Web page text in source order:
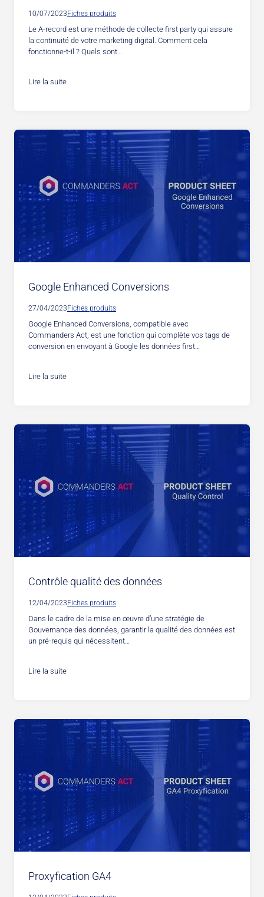
10/07/2023Fiches produits
Le A-record est une méthode de collecte first party qui assure
la continuité de votre marketing digital. Comment cela
fonctionne-t-il ? Quels sont…
Lire la suite
Google Enhanced Conversions
27/04/2023Fiches produits
Google Enhanced Conversions, compatible avec
Commanders Act, est une fonction qui complète vos tags de
conversion en envoyant à Google les données first…
Lire la suite
Contrôle qualité des données
12/04/2023Fiches produits
Dans le cadre de la mise en œuvre d’une stratégie de
Gouvernance des données, garantir la qualité des données est
un pré-requis qui nécessitent…
Lire la suite
Proxyfication GA4